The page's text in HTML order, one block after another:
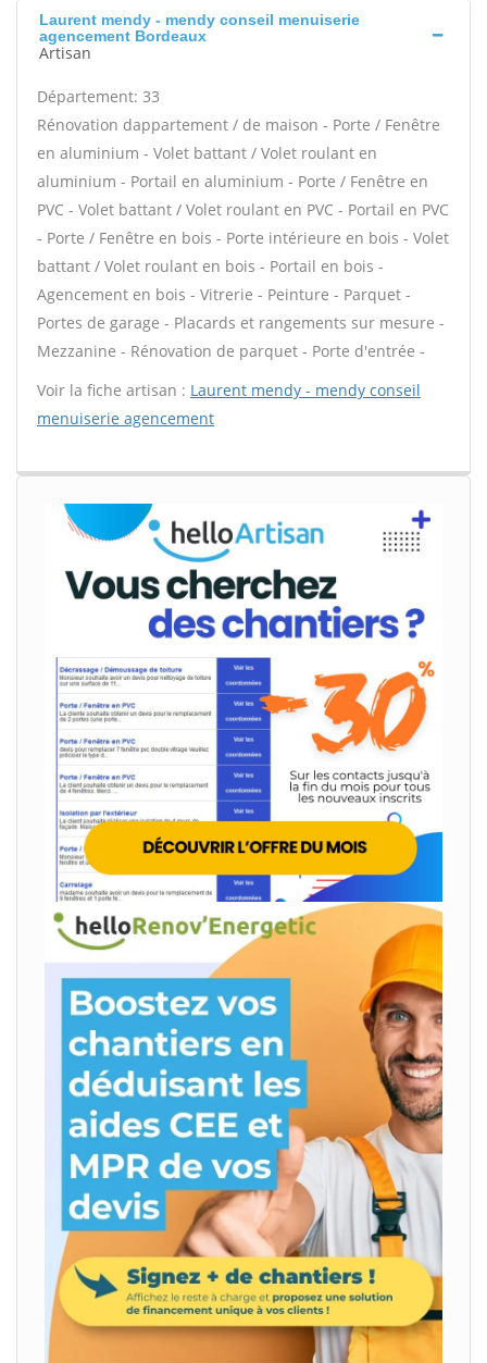
Laurent mendy - mendy conseil menuiserie
agencement Bordeaux
Artisan
Département: 33
Rénovation dappartement / de maison - Porte / Fenêtre
en aluminium - Volet battant / Volet roulant en
aluminium - Portail en aluminium - Porte / Fenêtre en
PVC - Volet battant / Volet roulant en PVC - Portail en PVC
- Porte / Fenêtre en bois - Porte intérieure en bois - Volet
battant / Volet roulant en bois - Portail en bois -
Agencement en bois - Vitrerie - Peinture - Parquet -
Portes de garage - Placards et rangements sur mesure -
Mezzanine - Rénovation de parquet - Porte d'entrée -
Voir la fiche artisan : Laurent mendy - mendy conseil
menuiserie agencement